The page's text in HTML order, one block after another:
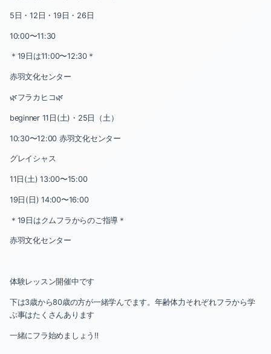
5日・12日・19日・26日
10:00〜11:30
＊19日は11:00〜12:30＊
赤羽文化センター
🌿フラカヒコ🌿
beginner 11日(土)・25日（土）
10:30〜12:00 赤羽文化センター
グレイシャス
11日(土) 13:00〜15:00
19日(日) 14:00〜16:00
＊19日はクムフラからのご指導＊
赤羽文化センター
体験レッスン開催中です
下は3歳から80歳の方が一緒学んでます。年齢体力それぞれフラから学
ぶ事はたくさんあります
一緒にフラ始めましょう‼️